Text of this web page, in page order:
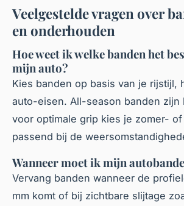
Veelgestelde vragen over
en onderhouden
Hoe weet ik welke banden het
mijn auto?
Kies banden op basis van je rijstijl,
auto-eisen. All-season banden zijn
voor optimale grip kies je zomer-
passend bij de
Wanneer moet ik mijn
Vervang banden wanneer de
mm komt of bij zichtbare slijtage